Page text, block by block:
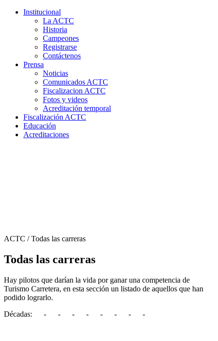
Institucional
La ACTC
Historia
Campeones
Registrarse
Contáctenos
Prensa
Noticias
Comunicados ACTC
Fiscalizacion ACTC
Fotos y videos
Acreditación temporal
Fiscalización ACTC
Educación
Acreditaciones
ACTC / Todas las carreras
Todas las carreras
Hay pilotos que darían la vida por ganar una competencia de
Turismo Carretera, en esta sección un listado de aquellos que han
podido lograrlo.
Décadas:
- - - - - - - -